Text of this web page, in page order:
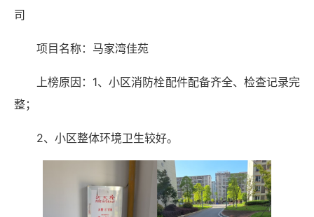
司
项目名称：马家湾佳苑
上榜原因：1、小区消防栓配件配备齐全、检查记录完
整；
2、小区整体环境卫生较好。